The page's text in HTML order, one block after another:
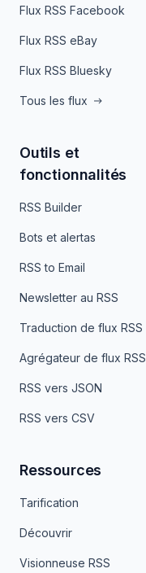
Flux RSS Facebook
Flux RSS eBay
Flux RSS Bluesky
Tous les flux
Outils et
fonctionnalités
RSS Builder
Bots et alertas
RSS to Email
Newsletter au RSS
Traduction de flux RSS
Agrégateur de flux RSS
RSS vers JSON
RSS vers CSV
Ressources
Tarification
Découvrir
Visionneuse RSS